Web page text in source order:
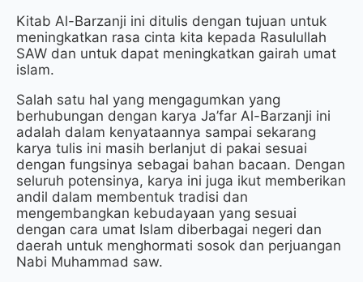
Kitab Al-Barzanji ini ditulis dengan tujuan untuk
meningkatkan rasa cinta kita kepada Rasulullah
SAW dan untuk dapat meningkatkan gairah umat
islam.
Salah satu hal yang mengagumkan yang
berhubungan dengan karya Ja’far Al-Barzanji ini
adalah dalam kenyataannya sampai sekarang
karya tulis ini masih berlanjut di pakai sesuai
dengan fungsinya sebagai bahan bacaan. Dengan
seluruh potensinya, karya ini juga ikut memberikan
andil dalam membentuk tradisi dan
mengembangkan kebudayaan yang sesuai
dengan cara umat Islam diberbagai negeri dan
daerah untuk menghormati sosok dan perjuangan
Nabi Muhammad saw.